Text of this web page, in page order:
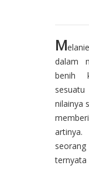
M
dalam
benih
nilainya